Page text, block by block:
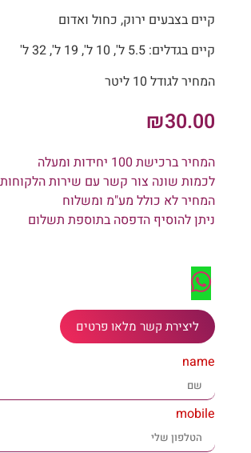
קיים בצבעים ירוק, כחול ואדום
קיים בגדלים: 5.5 ל', 10 ל', 19 ל', 32 ל'
המחיר לגודל 10 ליטר
₪30.00
המחיר ברכישת 100 יחידות ומעלה
לכמות שונה צור קשר עם שירות הלקוחות
המחיר לא כולל מע"מ ומשלוח
ניתן להוסיף הדפסה בתוספת תשלום
ליצירת קשר מלאו פרטים
name
mobile